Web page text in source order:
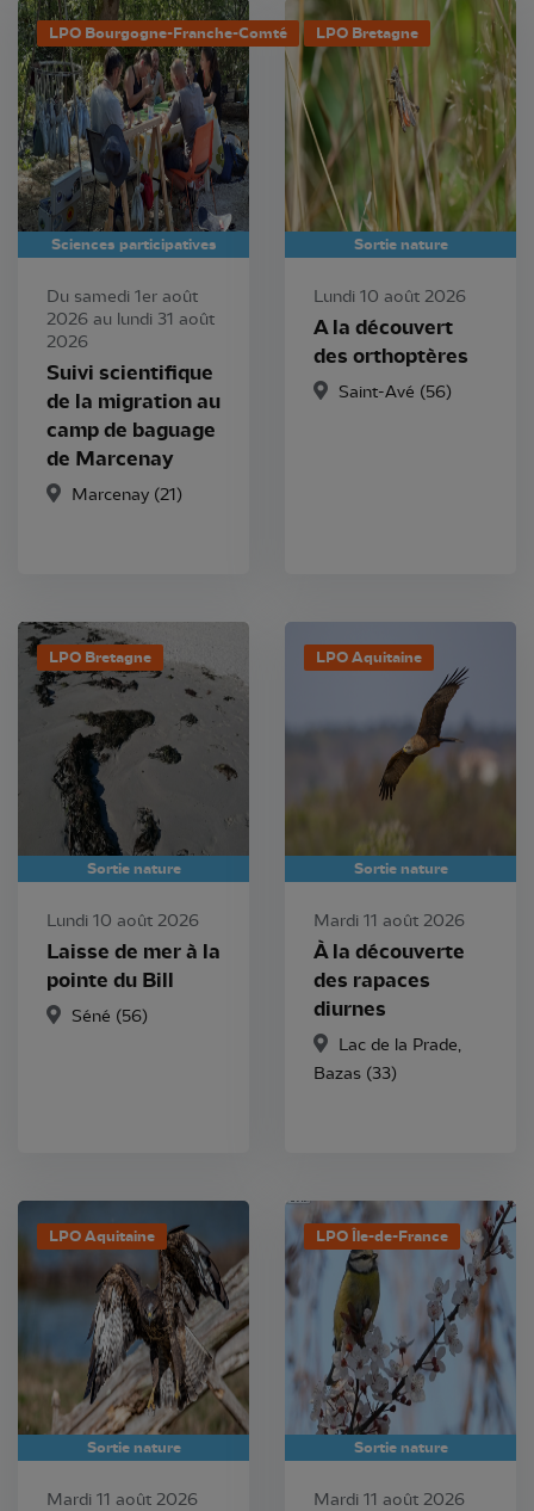
LPO Bourgogne-Franche-Comté
Sciences participatives
Du samedi 1er août
2026 au lundi 31 août
2026
Suivi scientifique
de la migration au
camp de baguage
de Marcenay
Marcenay (21)
LPO Bretagne
Sortie nature
Lundi 10 août 2026
A la découvert
des orthoptères
Saint-Avé (56)
LPO Bretagne
Sortie nature
Lundi 10 août 2026
Laisse de mer à la
pointe du Bill
Séné (56)
LPO Aquitaine
Sortie nature
Mardi 11 août 2026
À la découverte
des rapaces
diurnes
Lac de la Prade,
Bazas (33)
LPO Aquitaine
Sortie nature
Mardi 11 août 2026
LPO Île-de-France
Sortie nature
Mardi 11 août 2026